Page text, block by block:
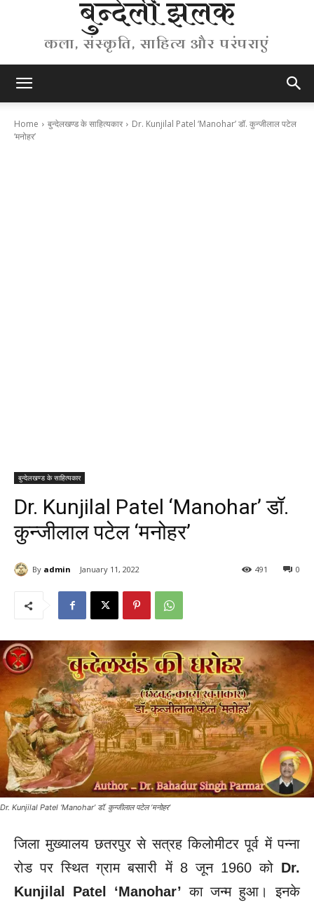
बुन्देली झलक
कला, संस्कृति, साहित्य और परंपराएं
Home बुन्देलखण्ड के साहित्यकार
Dr. Kunjilal Patel ‘Manohar’ डॉ. कुन्जीलाल पटेल
‘मनोहर’
बुन्देलखण्ड के साहित्यकार
Dr. Kunjilal Patel ‘Manohar’ डॉ.
कुन्जीलाल पटेल ‘मनोहर’
By admin January 11, 2022 0
491
Dr. Kunjilal Patel ‘Manohar’ डॉ. कुन्जीलाल पटेल ‘मनोहर’
जिला मुख्यालय छतरपुर से सत्रह किलोमीटर पूर्व में पन्ना
रोड पर स्थित ग्राम बसारी में 8 जून 1960 को Dr.
Kunjilal Patel ‘Manohar’ का जन्म हुआ। इनके